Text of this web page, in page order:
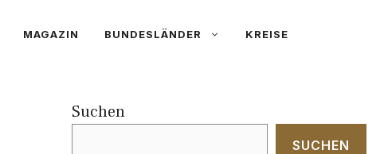
MAGAZIN BUNDESLÄNDER KREISE
Suchen
SUCHEN